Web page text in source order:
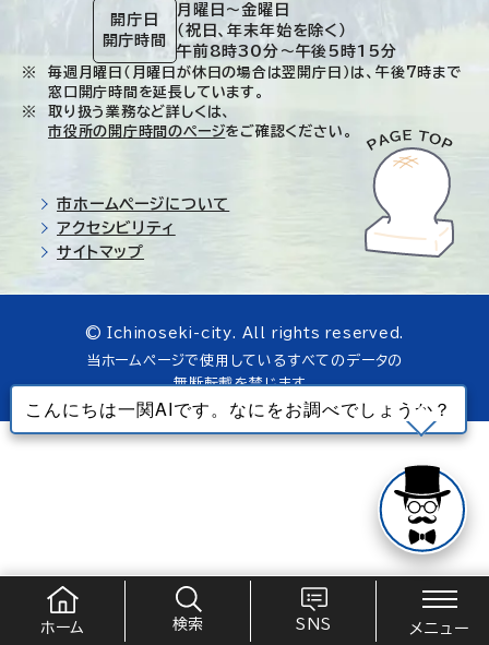
ホーム 検索 SNS メニュー
開庁日
開庁時間
月曜日～金曜日
（祝日、年末年始を除く）
午前8時30分～午後5時15分
毎週月曜日（月曜日が休日の場合は翌開庁日）は、午後7時まで
窓口開庁時間を延長しています。
取り扱う業務など詳しくは、
市役所の開庁時間のページをご確認ください。
市ホームページについて
アクセシビリティ
サイトマップ
© Ichinoseki-city. All rights reserved.
当ホームページで使用しているすべてのデータの
無断転載を禁じます。